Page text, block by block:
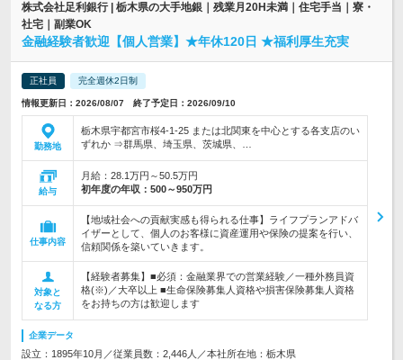
株式会社足利銀行 | 栃木県の大手地銀｜残業月20H未満｜住宅手当｜寮・
社宅｜副業OK
金融経験者歓迎【個人営業】★年休120日 ★福利厚生充実
正社員 完全週休2日制
情報更新日：2026/08/07 終了予定日：2026/09/10
勤務地
栃木県宇都宮市桜4-1-25 または北関東を中心とする各支店のい
ずれか ⇒群馬県、埼玉県、茨城県、…
給与
月給：28.1万円～50.5万円
初年度の年収： 500～950万円
仕事内容
【地域社会への貢献実感も得られる仕事】ライフプランアドバ
イザーとして、個人のお客様に資産運用や保険の提案を行い、
信頼関係を築いていきます。
対象と
なる方
【経験者募集】■必須：金融業界での営業経験／一種外務員資
格(※)／大卒以上 ■生命保険募集人資格や損害保険募集人資格
をお持ちの方は歓迎します
企業データ
設立：1895年10月／従業員数：2,446人／本社所在地：栃木県